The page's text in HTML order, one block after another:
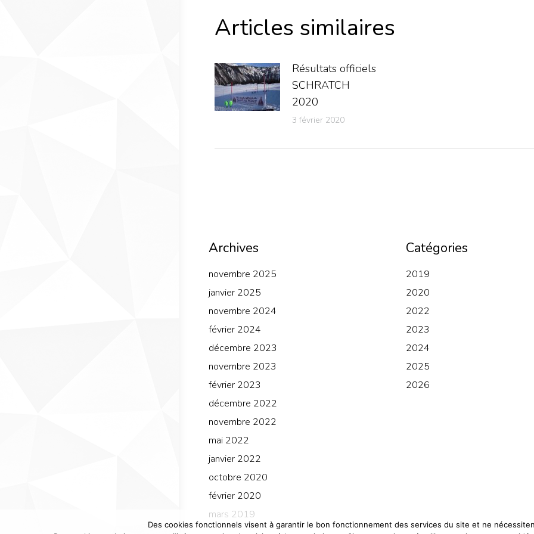
Articles similaires
Résultats officiels
SCHRATCH
2020
3 février 2020
Archives
novembre 2025
janvier 2025
novembre 2024
février 2024
décembre 2023
novembre 2023
février 2023
décembre 2022
novembre 2022
mai 2022
janvier 2022
octobre 2020
février 2020
mars 2019
Catégories
2019
2020
2022
2023
2024
2025
2026
Des cookies fonctionnels visent à garantir le bon fonctionnement des services du site et ne